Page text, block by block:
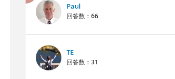
Paul
回答数： 66
TE
回答数： 31